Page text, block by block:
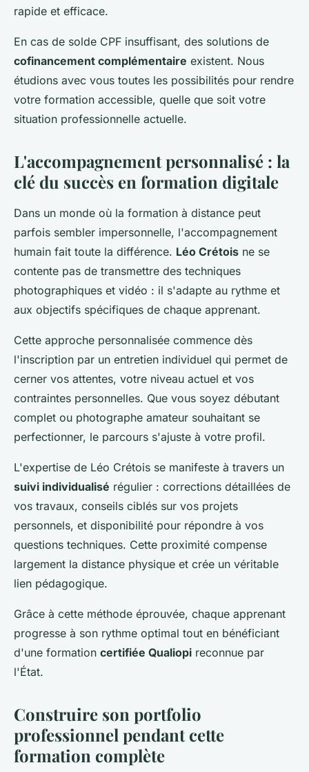
rapide et efficace.
En cas de solde CPF insuffisant, des solutions de
cofinancement complémentaire existent. Nous
étudions avec vous toutes les possibilités pour rendre
votre formation accessible, quelle que soit votre
situation professionnelle actuelle.
L'accompagnement personnalisé : la
clé du succès en formation digitale
Dans un monde où la formation à distance peut
parfois sembler impersonnelle, l'accompagnement
humain fait toute la différence. Léo Crétois ne se
contente pas de transmettre des techniques
photographiques et vidéo : il s'adapte au rythme et
aux objectifs spécifiques de chaque apprenant.
Cette approche personnalisée commence dès
l'inscription par un entretien individuel qui permet de
cerner vos attentes, votre niveau actuel et vos
contraintes personnelles. Que vous soyez débutant
complet ou photographe amateur souhaitant se
perfectionner, le parcours s'ajuste à votre profil.
L'expertise de Léo Crétois se manifeste à travers un
suivi individualisé régulier : corrections détaillées de
vos travaux, conseils ciblés sur vos projets
personnels, et disponibilité pour répondre à vos
questions techniques. Cette proximité compense
largement la distance physique et crée un véritable
lien pédagogique.
Grâce à cette méthode éprouvée, chaque apprenant
progresse à son rythme optimal tout en bénéficiant
d'une formation certifiée Qualiopi reconnue par
l'État.
Construire son portfolio
professionnel pendant cette
formation complète